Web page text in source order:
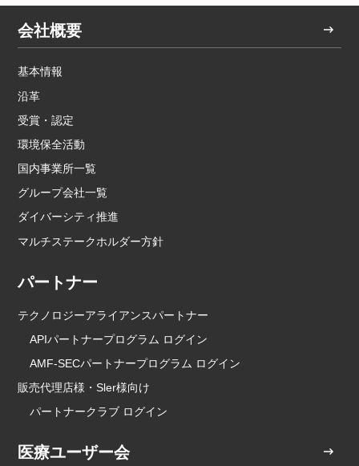
会社概要
基本情報
沿革
受賞・認定
環境保全活動
国内事業所一覧
グループ会社一覧
ダイバーシティ推進
マルチステークホルダー方針
パートナー
テクノロジーアライアンスパートナー
APIパートナープログラム ログイン
AMF-SECパートナープログラム ログイン
販売代理店様・Sler様向け
パートナークラブ ログイン
医療ユーザー会